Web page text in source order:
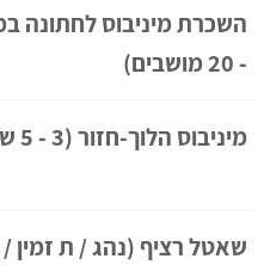
- 20 מושבים)
מיניבוס הלוך-חזור (3 - 5 שעות)
שאטל רציף (נהג / ת זמין